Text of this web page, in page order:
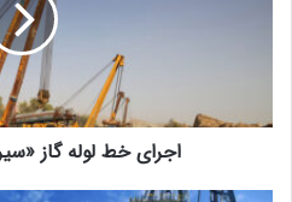
اجرای خط لوله گاز